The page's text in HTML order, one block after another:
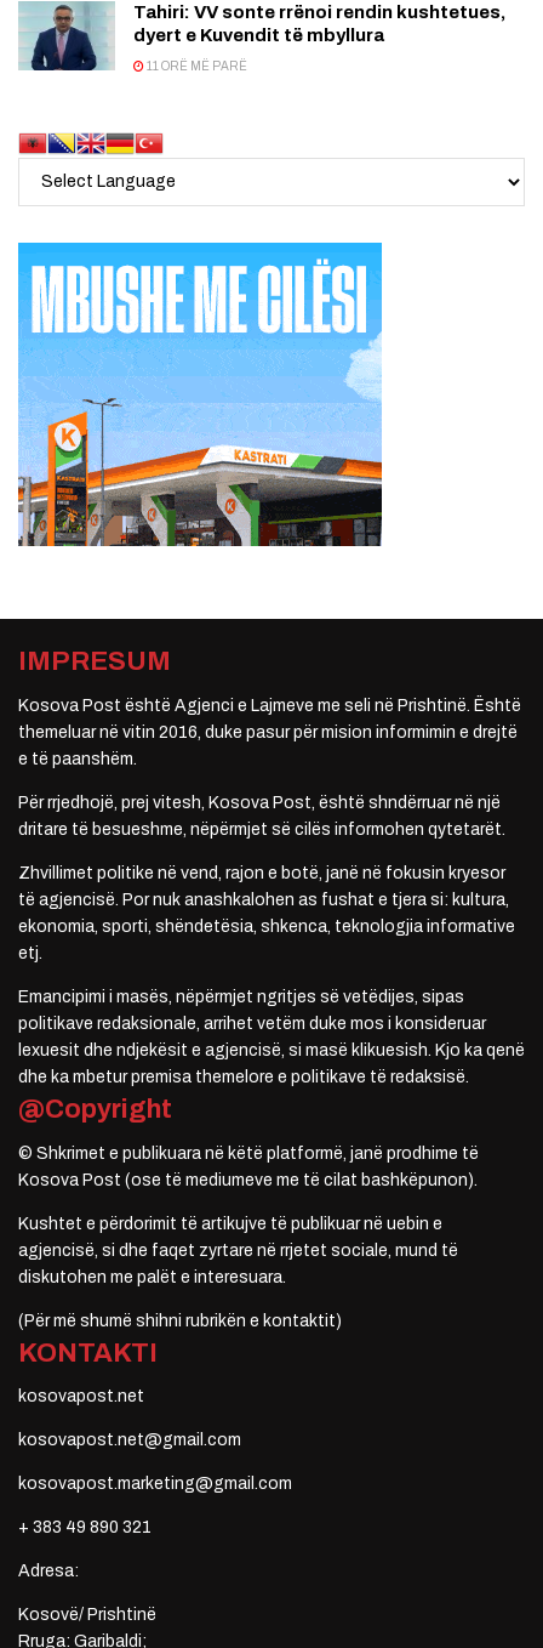
Tahiri: VV sonte rrënoi rendin kushtetues,
dyert e Kuvendit të mbyllura
11 ORË MË PARË
IMPRESUM
Kosova Post është Agjenci e Lajmeve me seli në Prishtinë. Është
themeluar në vitin 2016, duke pasur për mision informimin e drejtë
e të paanshëm.
Për rrjedhojë, prej vitesh, Kosova Post, është shndërruar në një
dritare të besueshme, nëpërmjet së cilës informohen qytetarët.
Zhvillimet politike në vend, rajon e botë, janë në fokusin kryesor
të agjencisë. Por nuk anashkalohen as fushat e tjera si: kultura,
ekonomia, sporti, shëndetësia, shkenca, teknologjia informative
etj.
Emancipimi i masës, nëpërmjet ngritjes së vetëdijes, sipas
politikave redaksionale, arrihet vetëm duke mos i konsideruar
lexuesit dhe ndjekësit e agjencisë, si masë klikuesish. Kjo ka qenë
dhe ka mbetur premisa themelore e politikave të redaksisë.
@Copyright
© Shkrimet e publikuara në këtë platformë, janë prodhime të
Kosova Post (ose të mediumeve me të cilat bashkëpunon).
Kushtet e përdorimit të artikujve të publikuar në uebin e
agjencisë, si dhe faqet zyrtare në rrjetet sociale, mund të
diskutohen me palët e interesuara.
(Për më shumë shihni rubrikën e kontaktit)
KONTAKTI
kosovapost.net
kosovapost.net@gmail.com
kosovapost.marketing@gmail.com
+ 383 49 890 321
Adresa:
Kosovë/ Prishtinë
Rruga: Garibaldi;